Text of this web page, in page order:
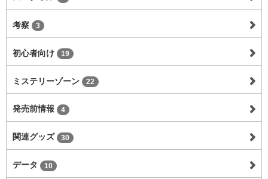
考察 3
初心者向け 19
ミステリーゾーン 22
発売前情報 4
関連グッズ 30
データ 10